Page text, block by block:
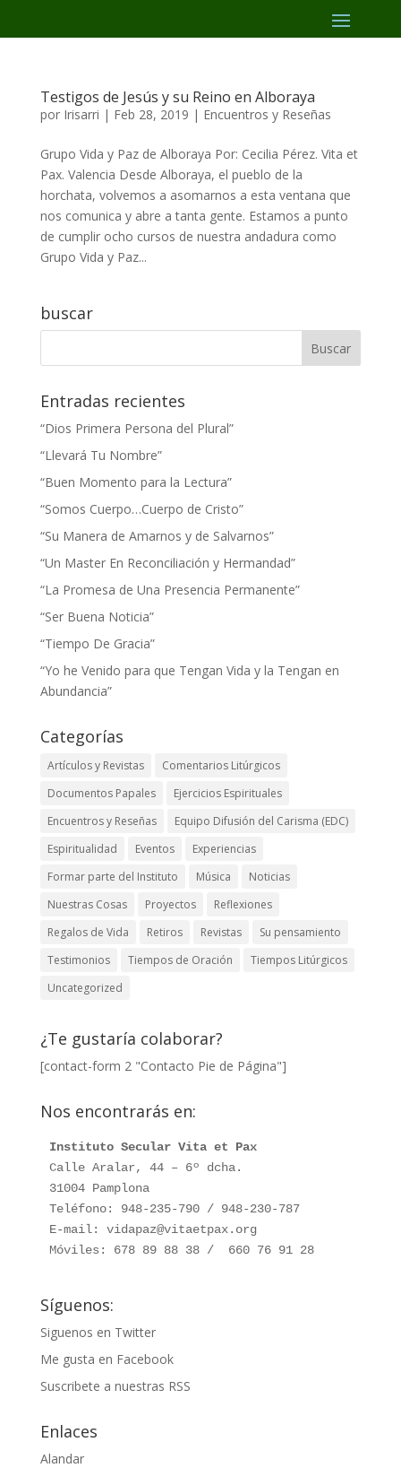
Testigos de Jesús y su Reino en Alboraya
por Irisarri | Feb 28, 2019 | Encuentros y Reseñas
Grupo Vida y Paz de Alboraya Por: Cecilia Pérez. Vita et
Pax. Valencia Desde Alboraya, el pueblo de la
horchata, volvemos a asomarnos a esta ventana que
nos comunica y abre a tanta gente. Estamos a punto
de cumplir ocho cursos de nuestra andadura como
Grupo Vida y Paz...
buscar
Entradas recientes
“Dios Primera Persona del Plural”
“Llevará Tu Nombre”
“Buen Momento para la Lectura”
“Somos Cuerpo…Cuerpo de Cristo”
“Su Manera de Amarnos y de Salvarnos”
“Un Master En Reconciliación y Hermandad”
“La Promesa de Una Presencia Permanente”
“Ser Buena Noticia”
“Tiempo De Gracia”
“Yo he Venido para que Tengan Vida y la Tengan en
Abundancia”
Categorías
Artículos y Revistas
Comentarios Litúrgicos
Documentos Papales
Ejercicios Espirituales
Encuentros y Reseñas
Equipo Difusión del Carisma (EDC)
Espiritualidad
Eventos
Experiencias
Formar parte del Instituto
Música
Noticias
Nuestras Cosas
Proyectos
Reflexiones
Regalos de Vida
Retiros Revistas
Su pensamiento
Testimonios
Tiempos de Oración
Tiempos Litúrgicos
Uncategorized
¿Te gustaría colaborar?
[contact-form 2 "Contacto Pie de Página"]
Nos encontrarás en:
Instituto Secular Vita et Pax
Calle Aralar, 44 – 6º dcha.
31004 Pamplona
Teléfono: 948-235-790 / 948-230-787
E-mail: vidapaz@vitaetpax.org
Móviles: 678 89 88 38 /  660 76 91 28
Síguenos:
Siguenos en Twitter
Me gusta en Facebook
Suscribete a nuestras RSS
Enlaces
Alandar